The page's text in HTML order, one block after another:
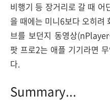
비행기 등 장거리로 갈 때 어
을 때에는 미니6보다 오히려
브를 보던지 동영상
팟 프로2는 애플 기기라면
다.
Summary...